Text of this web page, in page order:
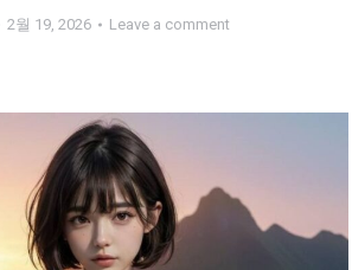
2월 19, 2026 Leave a comment